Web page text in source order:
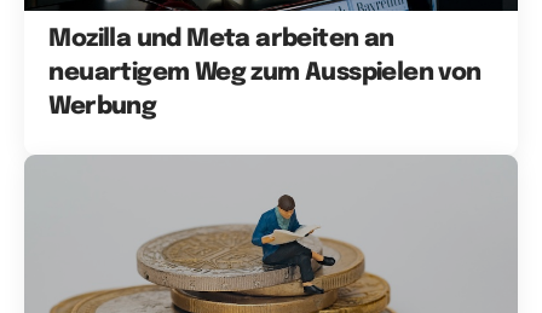
Mozilla und Meta arbeiten an
neuartigem Weg zum Ausspielen von
Werbung